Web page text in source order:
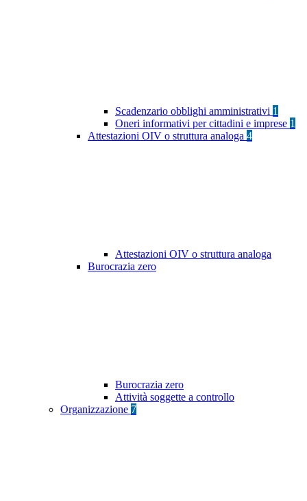
Scadenzario obblighi amministrativi 1
Oneri informativi per cittadini e imprese 1
Attestazioni OIV o struttura analoga 4
Attestazioni OIV o struttura analoga
Burocrazia zero
Burocrazia zero
Attività soggette a controllo
Organizzazione 7